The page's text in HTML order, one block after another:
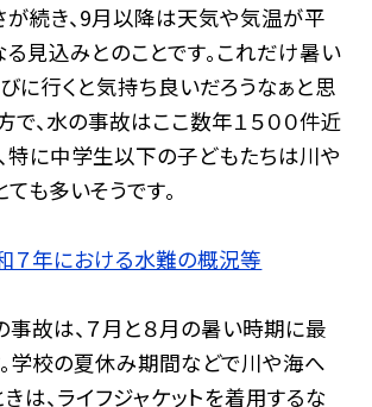
が続き、9月以降は天気や気温が平
見込みとのことです。これだけ暑い
に行くと気持ち良いだろうなぁと思
で、水の事故はここ数年１５００件近
特に中学生以下の子どもたちは川や
も多いそうです。
年における水難の概況等
故は、７月と８月の暑い時期に最
学校の夏休み期間などで川や海へ
は、ライフジャケットを着用するな